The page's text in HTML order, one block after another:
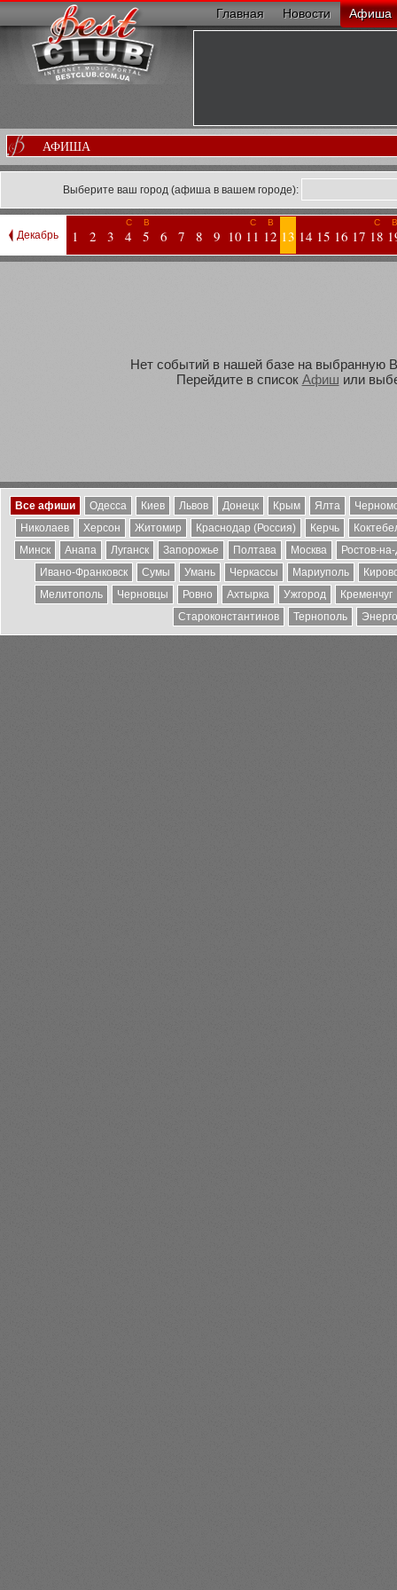
Главная Новости Афиша
АФИША
Выберите ваш город (афиша в вашем городе):
Декабрь 1 2 3
С
4
В
5 6 7 8 9 10
С
11
В
12 13 14 15 16 17
С
18
В
Нет событий в нашей базе на выбранную
Перейдите в список Афиш или
Все афиши Одесса Киев Львов Донецк Крым Ялта
Николаев
Херсон Житомир Краснодар (Россия) Керчь
Минск
Анапа Луганск Запорожье Полтава Москва
Ростов-
Ивано-Франковск
Сумы Умань Черкассы Мариуполь
Мелитополь
Черновцы Ровно Ахтырка Ужгород
Кременчуг
Староконстантинов
Тернополь